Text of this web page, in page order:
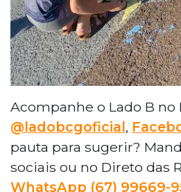
Acompanhe o Lado B no
@ladobcgoficial,
pauta para sugerir?
sociais ou no Direto das
WhatsApp (67) 99669-